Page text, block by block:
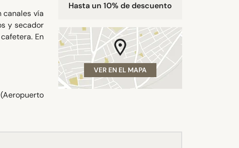
Hasta un 10% de descuento
VER EN EL MAPA
canales vía
y secador
En